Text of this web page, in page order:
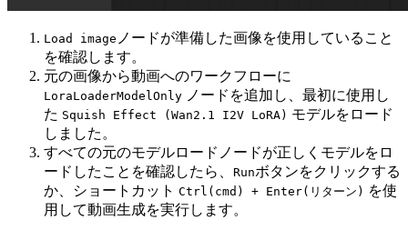
Load image ノードが準備した画像を使用していること
を確認します。
元の画像から動画へのワークフローに
LoraLoaderModelOnly ノードを追加し、最初に使用し
た Squish Effect (Wan2.1 I2V LoRA) モデルをロード
しました。
すべての元のモデルロードノードが正しくモデルをロ
ードしたことを確認したら、 Runボタンをクリックする
か、ショートカット Ctrl(cmd) + Enter(リターン) を使
用して動画生成を実行します。